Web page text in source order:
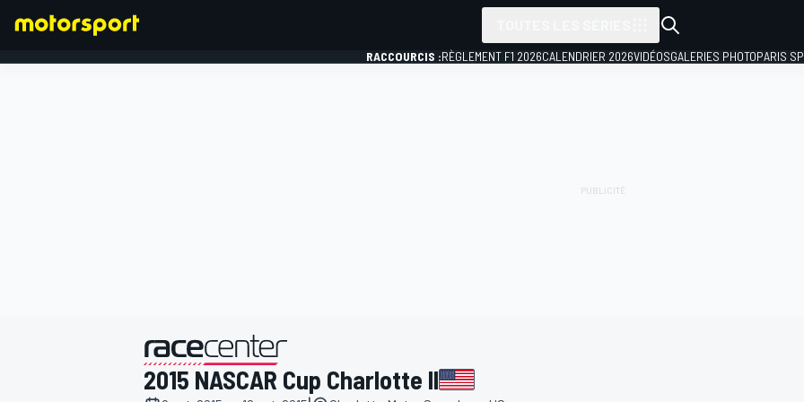
RACCOURCIS :RÈGLEMENT F1 2026CALENDRIER 2026VIDÉOSGALERIES PHOTOPARIS
2015 NASCAR Cup Charlotte II